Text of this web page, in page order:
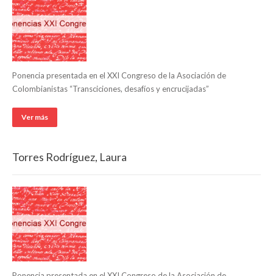
Ponencia presentada en el XXI Congreso de la Asociación de
Colombianistas “Transciciones, desafíos y encrucijadas”
Ver más
Torres Rodríguez, Laura